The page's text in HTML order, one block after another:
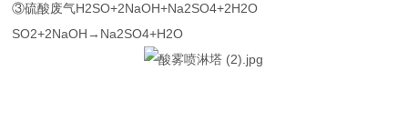
③硫酸废气H2SO+2NaOH+Na2SO4+2H2O
SO2+2NaOH→Na2SO4+H2O